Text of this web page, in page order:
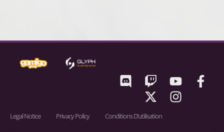
Legal Notice Privacy Policy Conditions D’utilisation